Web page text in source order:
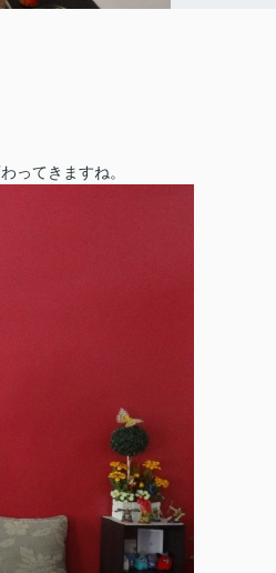
ってきますね。